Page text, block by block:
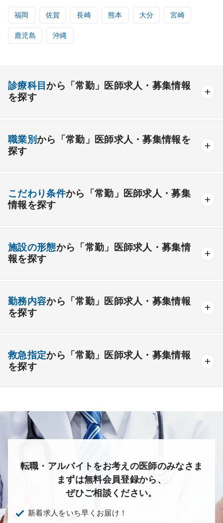
福岡 佐賀 長崎 熊本 大分 宮崎
鹿児島 沖縄
診療科目から「常勤」医師求人・募集情報
を探す
内科系
一般内科 呼吸器内科 消化器内科 循環器内科
老人内科 リウマチ内科 総合診療科
消化器外科
整形外科 形成外科 美容外科
その他
心療内科 泌尿器科 眼科 耳鼻咽喉科
皮膚科
放射線科 救命救急科 病理科 その他
職業別から「常勤」医師求人・募集情報を
探す
こだわり条件から「常勤」医師求人・募集
情報を探す
開業支援あり
外来のみの勤務可能 給与インセンティブ制度あり
夜間当直なしの勤務可
後期研修可能 週4日の勤務可能
オンコールなしの勤務可能 セカンドキャリア歓迎
施設の形態から「常勤」医師求人・募集情
報を探す
療養＋精神
勤務内容から「常勤」医師求人・募集情報
を探す
検査
救急指定から「常勤」医師求人・募集情報
を探す
転職・アルバイトをお考えの医師のみなさま
まずは無料会員登録から、
ぜひご相談ください。
新着求人をいち早くお届け！